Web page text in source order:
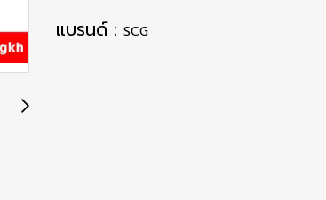
แบรนด์ : SCG